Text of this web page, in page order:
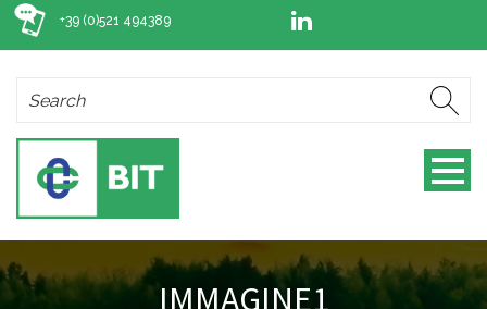
+39 (0)521 494389
IMMAGINE1